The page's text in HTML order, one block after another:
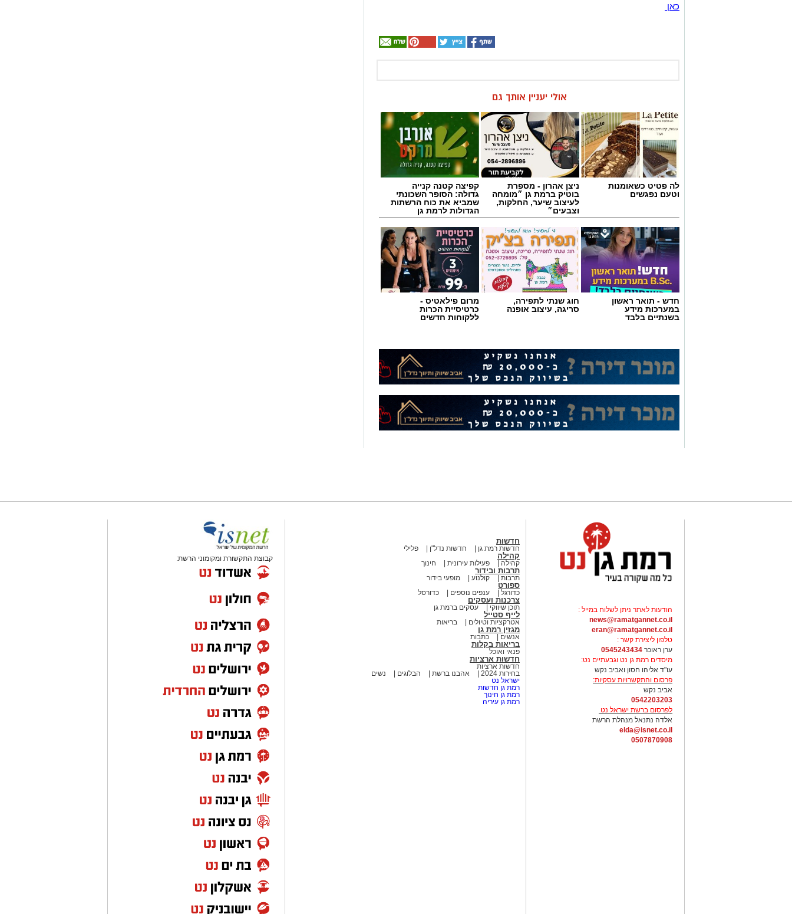
כאן
אולי יעניין אותך גם
לה פטיט כשאומנות
וטעם נפגשים
ניצן אהרון - מספרת
בוטיק ברמת גן ״מומחה
לעיצוב שיער, החלקות,
וצבעים״
קפיצה קטנה קנייה
גדולה: הסופר השכונתי
שמביא את כוח הרשתות
הגדולות לרמת גן
חדש - תואר ראשון
במערכות מידע
בשנתיים בלבד
חוג שנתי לתפירה,
סריגה, עיצוב אופנה
מרום פילאטיס -
כרטיסיית הכרות
ללקוחות חדשים
הודעות לאתר ניתן לשלוח במייל :
news@ramatgannet.co.il
eran@ramatgannet.co.il
טלפון ליצירת קשר :
ערן ראוכר 0545243434
מיסדים רמת גן נט וגבעתיים נט:
עו"ד אליהו חסון ואביב נקש
פרסום והתקשרויות עסקיות:
אביב נקש
0542203203
לפרסום ברשת ישראל נט
אלדה נתנאל מנהלת הרשת
elda@isnet.co.il
0507870908
חדשות
חדשות רמת גן חדשות נדל"ן פלילי
קהילה
קהילה פעילות עירונית חינוך
תרבות ובידור
תרבות קולנוע מופעי בידור
ספורט
כדורגל ענפים נוספים כדורסל
צרכנות ועסקים
תוכן שיווקי עסקים ברמת גן
לייף סטייל
אטרקציות וטיולים בריאות
מגזין רמת גן
אנשים כתבות
בריאות בקלות
פנאי ואוכל
חדשות ארציות
חדשות ארציות
בחירות 2024
אהבנו ברשת הבלוגים
נשים
ישראל נט
רמת גן חדשות
רמת גן חינוך
רמת גן עיריה
קבוצת התקשורת ומקומוני הרשת: